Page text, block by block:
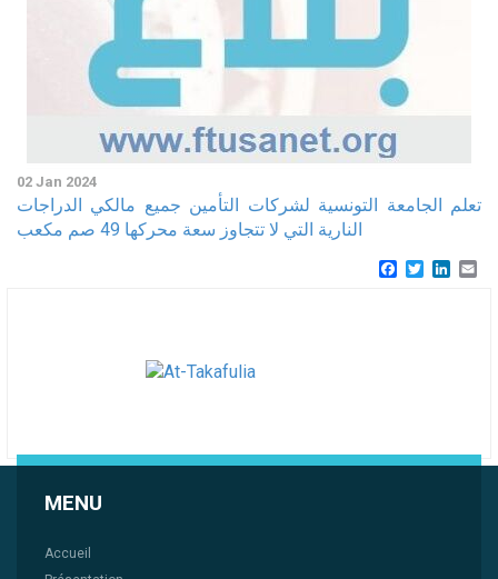
02 Jan 2024
تعلم الجامعة التونسية لشركات التأمين جميع مالكي الدراجات
النارية التي لا تتجاوز سعة محركها 49 صم مكعب
Facebook
Twitter
MENU
Accueil